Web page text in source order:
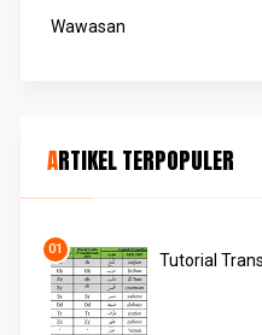
Wawasan
ARTIKEL TERPOPULER
Tutorial